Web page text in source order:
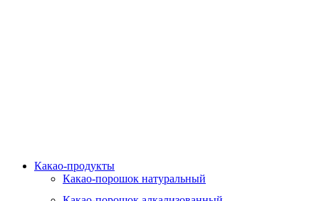
Какао-продукты
Какао-порошок натуральный